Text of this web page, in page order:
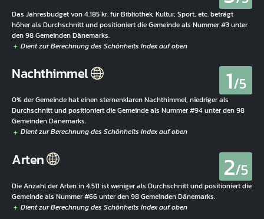
Das Jahresbudget von 4.185 kr. für Bibliothek, Kultur, Sport, etc. beträgt
höher als Durchschnitt und positioniert die Gemeinde als Nummer #3 unter
den 98 Gemeinden Dänemarks.
Nachthimmel 1/5
0% der Gemeinde hat einen sternenklaren Nachthimmel, niedriger als
Durchschnitt und positioniert die Gemeinde als Nummer #94 unter den 98
Gemeinden Dänemarks.
Arten 2/5
Die Anzahl der Arten in 4.511 ist weniger als Durchschnitt und positioniert die
Gemeinde als Nummer #66 unter den 98 Gemeinden Dänemarks.